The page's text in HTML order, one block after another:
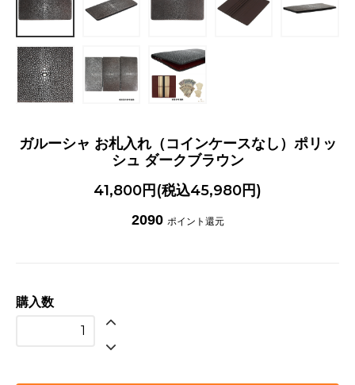
ガルーシャ お札入れ（コインケースなし）ポリッ
シュ ダークブラウン
41,800円(税込45,980円)
2090 ポイント還元
購入数